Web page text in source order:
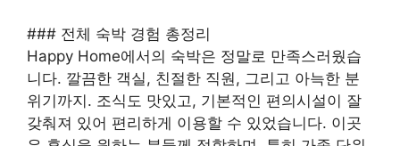
### 전체 숙박 경험 총정리
Happy Home에서의 숙박은 정말로 만족스러웠습
니다. 깔끔한 객실, 친절한 직원, 그리고 아늑한 분
위기까지. 조식도 맛있고, 기본적인 편의시설이 잘
갖춰져 있어 편리하게 이용할 수 있었습니다. 이곳